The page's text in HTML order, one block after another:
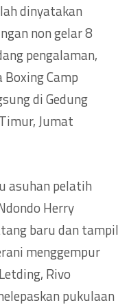
dinyatakan
non gelar 8
pengalaman,
Camp
di Gedung
Jumat
asuhan pelatih
Herry
baru dan tampil
menggempur
Rivo
pukulaan